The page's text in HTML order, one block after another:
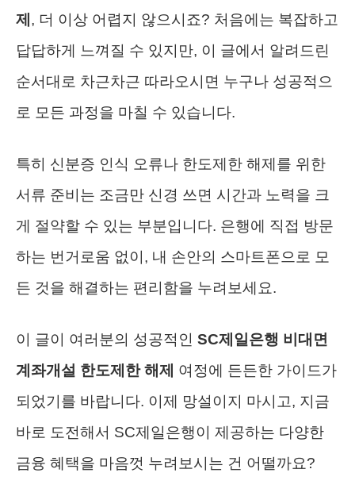
제 , 더 이상 어렵지 않으시죠? 처음에는 복잡하고
답답하게 느껴질 수 있지만, 이 글에서 알려드린
순서대로 차근차근 따라오시면 누구나 성공적으
로 모든 과정을 마칠 수 있습니다.
특히 신분증 인식 오류나 한도제한 해제를 위한
서류 준비는 조금만 신경 쓰면 시간과 노력을 크
게 절약할 수 있는 부분입니다. 은행에 직접 방문
하는 번거로움 없이, 내 손안의 스마트폰으로 모
든 것을 해결하는 편리함을 누려보세요.
이 글이 여러분의 성공적인 SC제일은행 비대면
계좌개설 한도제한 해제 여정에 든든한 가이드가
되었기를 바랍니다. 이제 망설이지 마시고, 지금
바로 도전해서 SC제일은행이 제공하는 다양한
금융 혜택을 마음껏 누려보시는 건 어떨까요?